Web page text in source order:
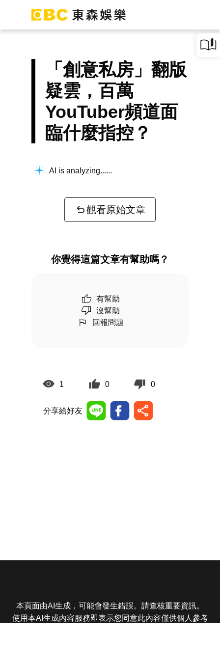
「創意私房」翻版
疑雲，百萬
YouTuber頻道面
臨什麼指控？
AI is analyzing...
觀看原始文章
你覺得這篇文章有幫助嗎？
有幫助
沒幫助
回報問題
1 0 0
分享給好友
本頁面由AI生成，可能會發生錯誤。請查核重要資訊。
使用本AI生成內容服務即表示您同意此內容僅供個人參考